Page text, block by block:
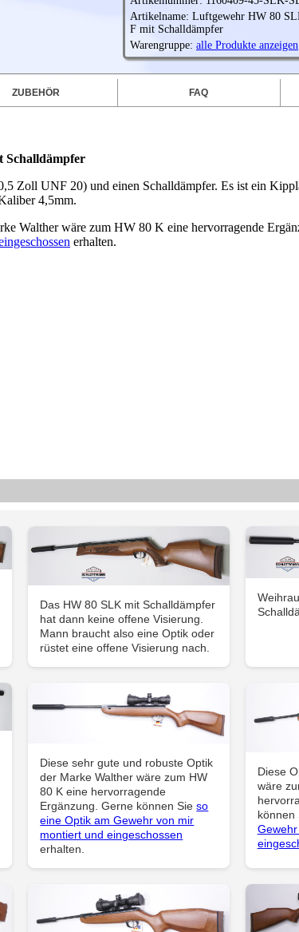
Artikelname: Luftgewehr HW 80
F mit Schalldämpfer
Warengruppe: alle Produkte anzeigen
ZUBEHÖR FAQ
Schalldämpfer
Zoll UNF 20) und einen Schalldämpfer. Es ist ein
4,5mm.
Walther wäre zum HW 80 K eine hervorragende
erhalten.
Das HW 80 SLK mit Schalldämpfer
hat dann keine offene Visierung.
Mann braucht also eine Optik oder
rüstet eine offene Visierung nach.
Diese sehr gute und robuste Optik
der Marke Walther wäre zum HW
80 K eine hervorragende
Ergänzung. Gerne können Sieso
eine Optik am Gewehr von mir
montiert und eingeschossen
erhalten.
Diese
wäre
können